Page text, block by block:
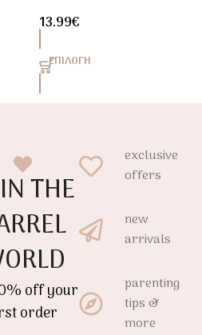
13.99€
ΕΠΙΛΟΓΉ
THE
off your
order
exclusive
offers
new
arrivals
parenting
tips &
more